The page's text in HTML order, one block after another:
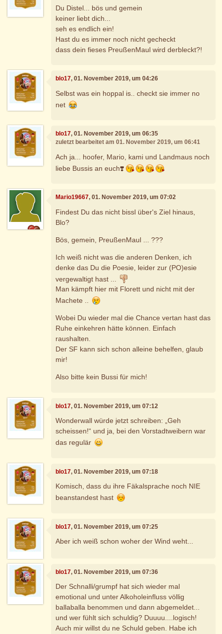
Du Distel... bös und gemein
keiner liebt dich...
seh es endlich ein!
Hast du es immer noch nicht gecheckt
dass dein fieses PreußenMaul wird derbleckt?!
blo17, 01. November 2019, um 04:26
Selbst was ein hoppal is.. checkt sie immer no
net
blo17, 01. November 2019, um 06:35
zuletzt bearbeitet am 01. November 2019, um 06:41
Ach ja... hoofer, Mario, kami und Landmaus noch
liebe Bussis an euch❣️
Mario19667, 01. November 2019, um 07:02
Findest Du das nicht bissl über's Ziel hinaus,
Blo?
Bös, gemein, PreußenMaul ... ???
Ich weiß nicht was die anderen Denken, ich
denke das Du die Poesie, leider zur (PO)esie
vergewaltigt hast ...
Man kämpft hier mit Florett und nicht mit der
Machete ..
Wobei Du wieder mal die Chance vertan hast das
Ruhe einkehren hätte können. Einfach
raushalten.
Der SF kann sich schon alleine behelfen, glaub
mir!
Also bitte kein Bussi für mich!
blo17, 01. November 2019, um 07:12
Wonderwall würde jetzt schreiben: „Geh
scheissen!“ und ja, bei den Vorstadtweibern war
das regulär
blo17, 01. November 2019, um 07:18
Komisch, dass du ihre Fäkalsprache noch NIE
beanstandest hast
blo17, 01. November 2019, um 07:25
Aber ich weiß schon woher der Wind weht...
blo17, 01. November 2019, um 07:36
Der Schnalli/grumpf hat sich wieder mal
emotional und unter Alkoholeinfluss völlig
ballaballa benommen und dann abgemeldet...
und wer fühlt sich schuldig? Duuuu....logisch!
Auch mir willst du ne Schuld geben. Habe ich